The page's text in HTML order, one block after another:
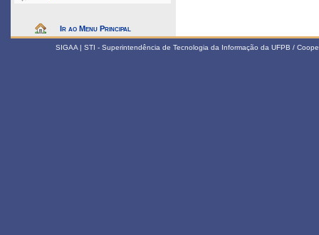
Ir ao Menu Principal
SIGAA | STI - Superintendência de Tecnologia da Informação da UFPB /